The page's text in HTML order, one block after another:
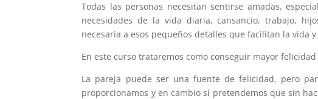
Todas las personas necesitan sentirse amadas,
necesidades de la vida diaria, cansancio, trabajo,
necesaria a esos pequeños detalles que facilitan la vida
En este curso trataremos como conseguir mayor
La pareja puede ser una fuente de felicidad, pero
proporcionamos y en cambio sí pretendemos que sin